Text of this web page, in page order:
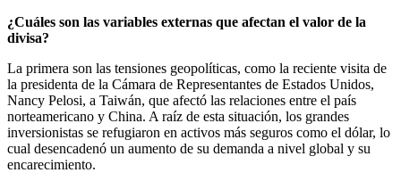
¿Cuáles son las variables externas que afectan el valor de la
divisa?
La primera son las tensiones geopolíticas, como la reciente visita de
la presidenta de la Cámara de Representantes de Estados Unidos,
Nancy Pelosi, a Taiwán, que afectó las relaciones entre el país
norteamericano y China. A raíz de esta situación, los grandes
inversionistas se refugiaron en activos más seguros como el dólar, lo
cual desencadenó un aumento de su demanda a nivel global y su
encarecimiento.